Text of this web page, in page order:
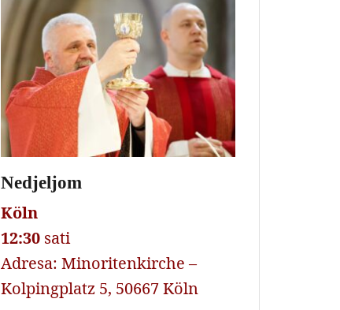
Nedjeljom
Köln
12:30 sati
Adresa: Minoritenkirche –
Kolpingplatz 5, 50667 Köln